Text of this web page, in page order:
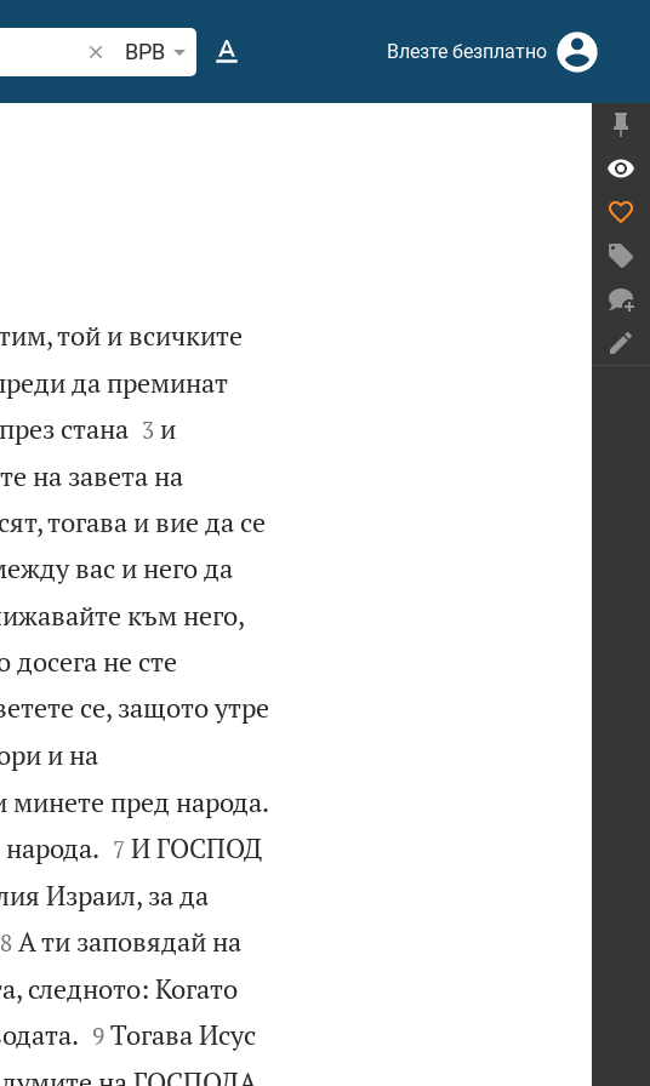
Търсете стих или дума в Библията
BPB Влезте безплатно
той и всичките
да преминат
стана
3 и
на завета на
тогава и вие да се
вас и него да
към него,
не сте
се, защото утре
и на
минете пред народа.
народа.
7 И ГОСПОД
Израил, за да

8 А ти заповядай на
следното: Когато

9 Тогава Исус